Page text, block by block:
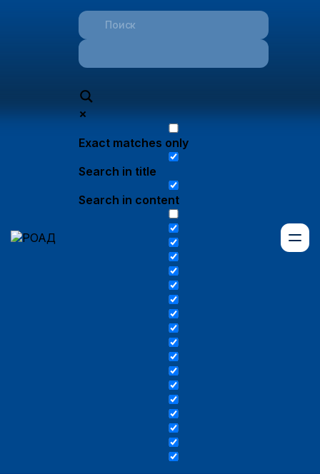
Exact matches only
Search in title
Search in content